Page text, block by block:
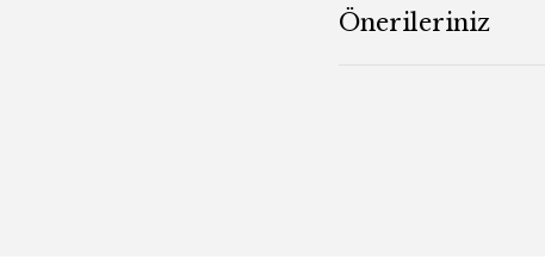
Önerileriniz